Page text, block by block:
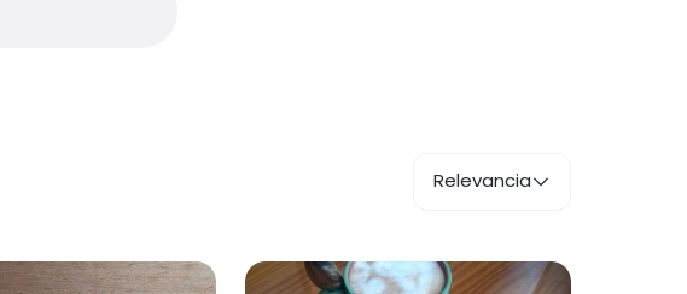
Relevancia